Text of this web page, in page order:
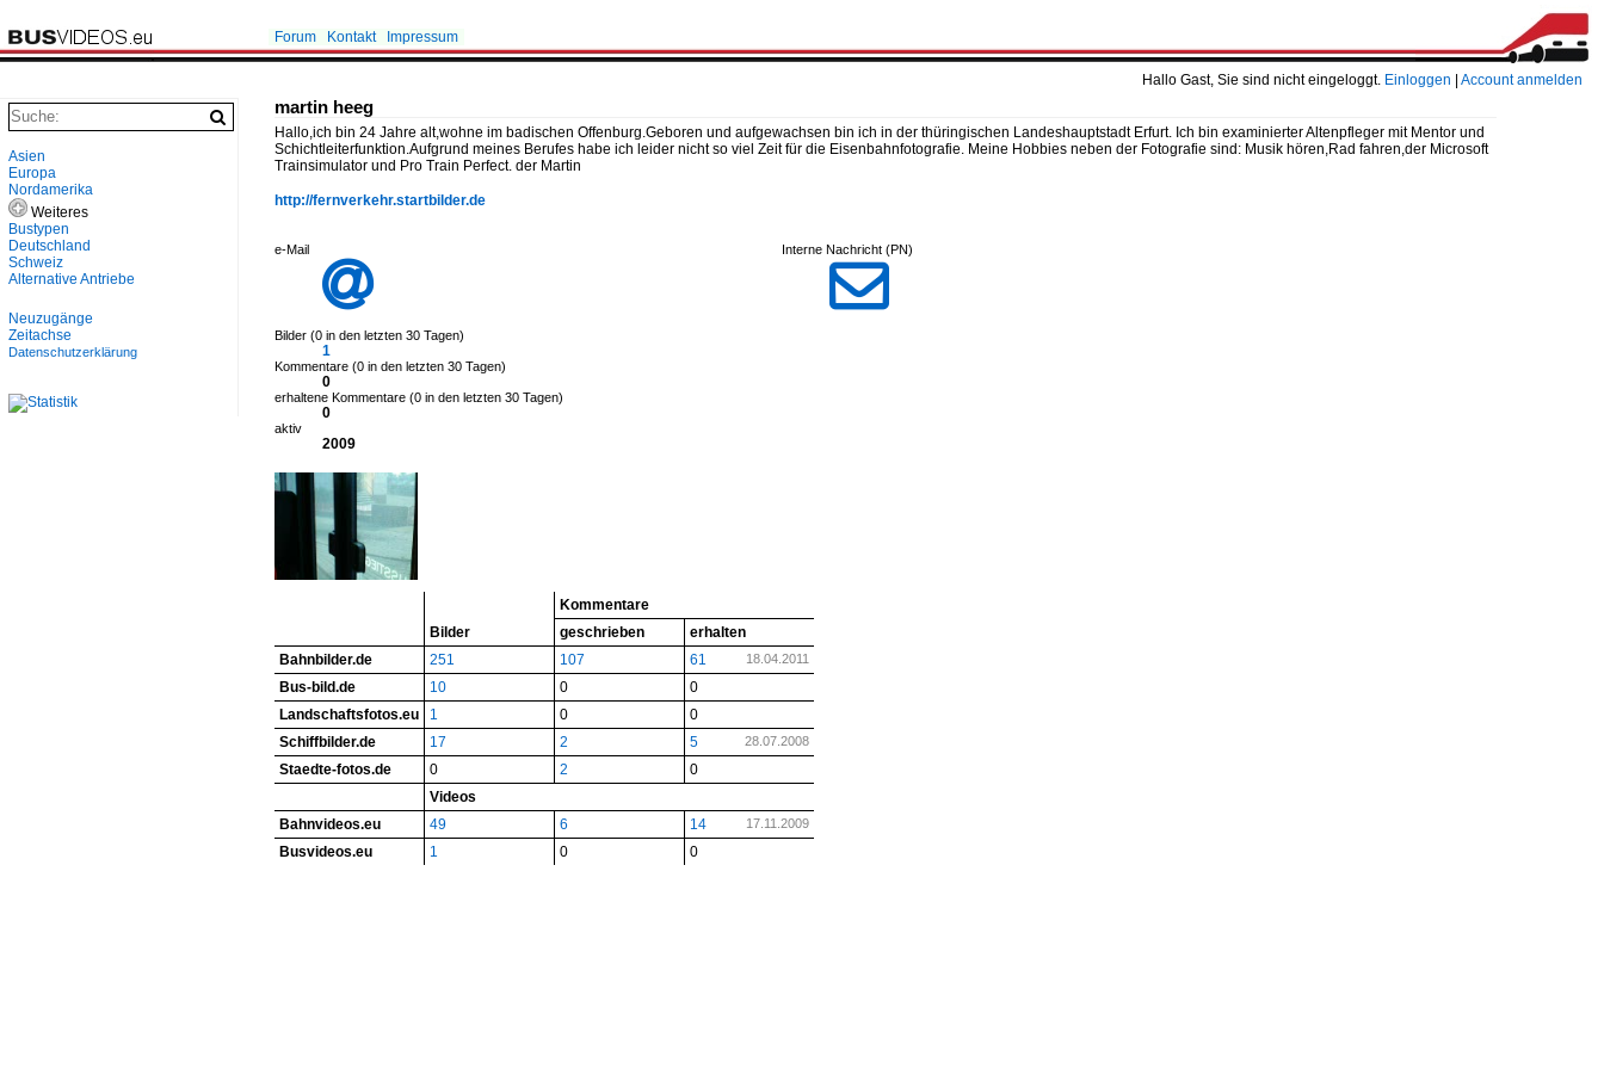
Hallo Gast, Sie sind nicht eingeloggt. Einloggen Account anmelden
Forum Kontakt Impressum
martin heeg
Hallo,ich bin 24 Jahre alt,wohne im badischen Offenburg.Geboren und aufgewachsen bin ich in der thüringischen Landeshauptstadt Erfurt. Ich bin examinierter Altenpfleger mit Mentor und
Schichtleiterfunktion.Aufgrund meines Berufes habe ich leider nicht so viel Zeit für die Eisenbahnfotografie. Meine Hobbies neben der Fotografie sind: Musik hören,Rad fahren,der Microsoft
Trainsimulator und Pro Train Perfect. der Martin
http://fernverkehr.startbilder.de
Interne Nachricht (PN)

e-Mail

Bilder (0 in den letzten 30 Tagen)
1
Kommentare (0 in den letzten 30 Tagen)
0
erhaltene Kommentare (0 in den letzten 30 Tagen)
0
aktiv
2009
Bilder
Kommentare
geschrieben
erhalten
Bahnbilder.de
251 107 61 18.04.2011
Bus-bild.de 10 0
0
Landschaftsfotos.eu
1 0
0
Schiffbilder.de
17 2 5 28.07.2008
Staedte-fotos.de 0 2
0
Videos
Bahnvideos.eu
49 6 14 17.11.2009
Busvideos.eu 1 0 0
Asien
Europa
Nordamerika
Weiteres
Bustypen
Deutschland
Schweiz
Alternative Antriebe
Neuzugänge
Zeitachse
Datenschutzerklärung